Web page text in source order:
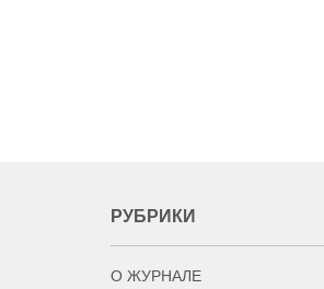
РУБРИКИ
О ЖУРНАЛЕ